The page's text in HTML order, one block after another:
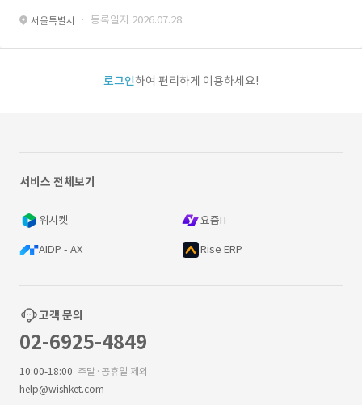
서울특별시 · 등록일자 2026.07.28.
로그인하여 편리하게 이용하세요!
서비스 전체보기
위시켓 요즘IT
AIDP - AX Rise ERP
고객 문의
02-6925-4849
10:00-18:00 주말·공휴일 제외
help@wishket.com